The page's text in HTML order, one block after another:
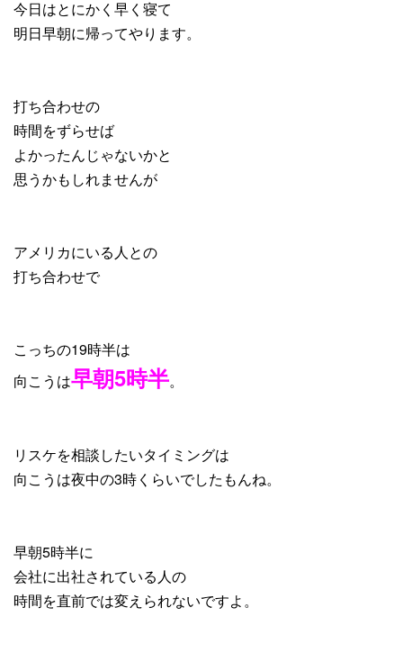
今日はとにかく早く寝て
明日早朝に帰ってやります。
打ち合わせの
時間をずらせば
よかったんじゃないかと
思うかもしれませんが
アメリカにいる人との
打ち合わせで
こっちの19時半は
向こうは早朝5時半。
リスケを相談したいタイミングは
向こうは夜中の3時くらいでしたもんね。
早朝5時半に
会社に出社されている人の
時間を直前では変えられないですよ。